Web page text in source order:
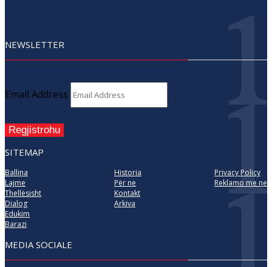
NEWSLETTER
Email Address
Regjistrohu
SITEMAP
Ballina
Lajme
Thellësisht
Dialog
Edukim
Barazi
Historia
Për ne
Kontakt
Arkiva
Privacy Policy
Reklamo me ne
MEDIA SOCIALE